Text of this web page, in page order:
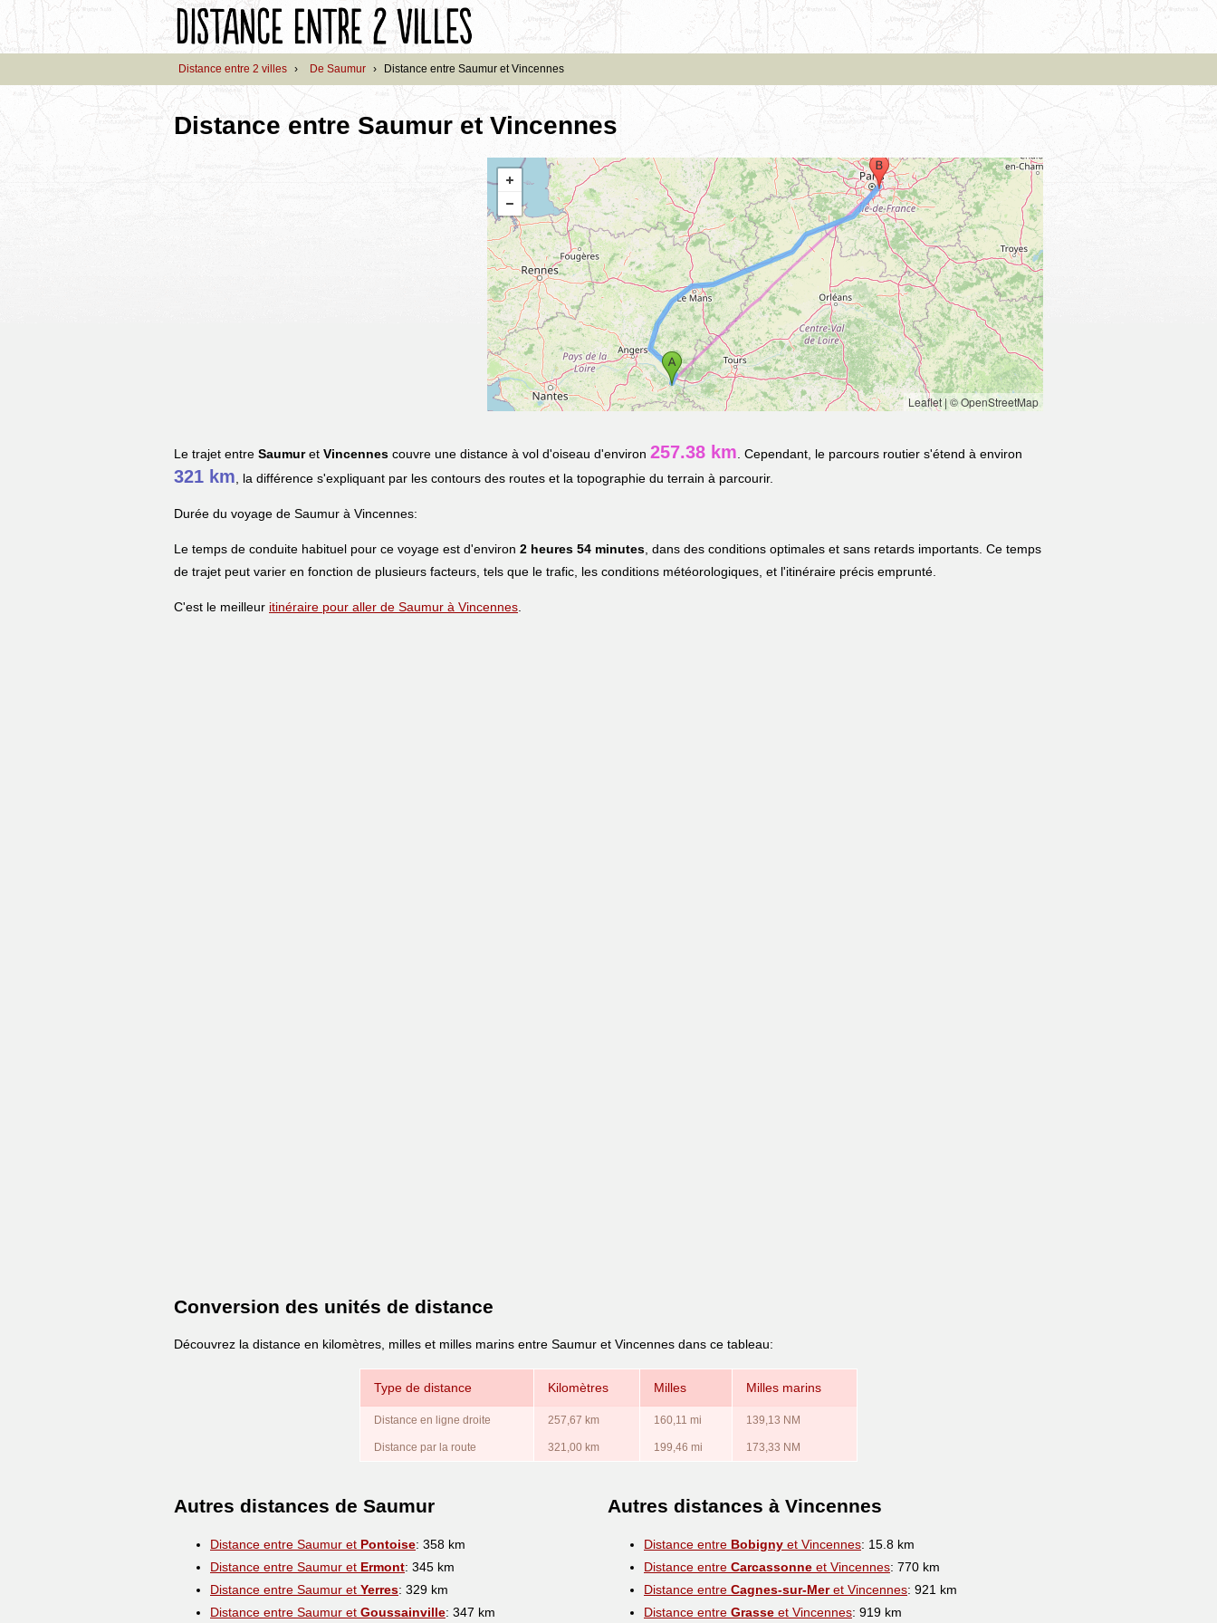
Distance entre 2 villes › De Saumur › Distance entre Saumur et Vincennes
Distance entre Saumur et Vincennes
Leaflet|© OpenStreetMap
Le trajet entre Saumuret Vincennes couvre une distance à vol d'oiseau d'environ 257.38 km . Cependant, le parcours routier s'étend à environ
321 km , la différence s'expliquant par les contours des routes et la topographie du terrain à parcourir.
Durée du voyage de Saumur à Vincennes:
Le temps de conduite habituel pour ce voyage est d'environ 2 heures 54 minutes , dans des conditions optimales et sans retards importants. Ce temps
de trajet peut varier en fonction de plusieurs facteurs, tels que le trafic, les conditions météorologiques, et l'itinéraire précis emprunté.
C'est le meilleur itinéraire pour aller de Saumur à Vincennes
Conversion des unités de distance
Découvrez la distance en kilomètres, milles et milles marins entre Saumur et Vincennes dans ce tableau:
Type de distance Kilomètres Milles Milles marins
Distance en ligne droite 257,67 km 160,11 mi 139,13 NM
Distance par la route 321,00 km 199,46 mi 173,33 NM
Autres distances de Saumur
Distance entre Saumur et Pontoise: 358 km
Distance entre Saumur et Ermont: 345 km
Distance entre Saumur et Yerres: 329 km
Distance entre Saumur et Goussainville: 347 km
Autres distances à Vincennes
Distance entre Bobigny et Vincennes: 15.8 km
Distance entre Carcassonne et Vincennes: 770 km
Distance entre Cagnes-sur-Meret Vincennes: 921 km
Distance entre Grasse et Vincennes: 919 km